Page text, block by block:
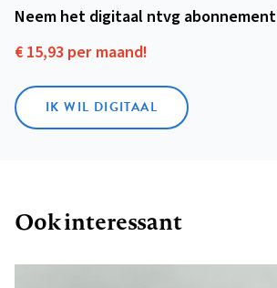
Neem het digitaal ntvg abonnement
€ 15,93 per maand!
IK WIL DIGITAAL
Ook interessant